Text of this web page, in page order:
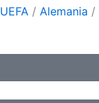
UEFA / Alemania /